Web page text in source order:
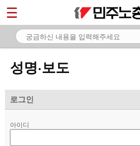
성명·보도
로그인
아이디
마이페이지
소개
- 공지사항
- 성명·보도